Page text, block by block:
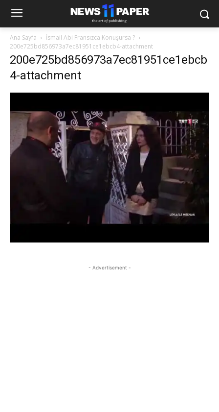
Ana Sayfa
İsmail Abi Fransızca Konuşursa ?
200e725bd856973a7ec81951ce1ebcb4-attachment
200e725bd856973a7ec81951ce1ebcb
4-attachment
- Advertisement -